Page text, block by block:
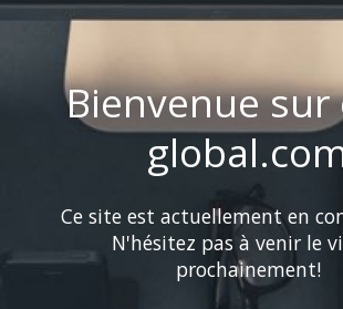
Bienvenue sur
Ce site est actuellement en
N'hésitez pas à venir le
prochainement!